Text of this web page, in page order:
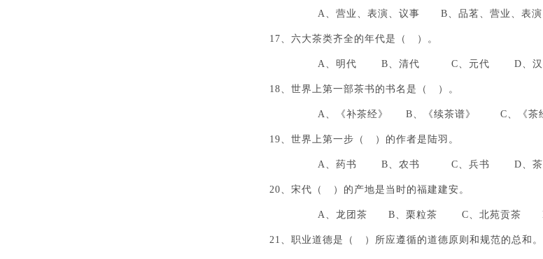
A、营业、表演、议事 B、品茗、营业、表
17、六大茶类齐全的年代是（ ）。
A、明代 B、清代 C、元代 D、汉
18、世界上第一部茶书的书名是（ ）。
A、《补茶经》 B、《续茶谱》 C、《茶
19、世界上第一步（ ）的作者是陆羽。
A、药书 B、农书 C、兵书 D、茶
20、宋代（ ）的产地是当时的福建建安。
A、龙团茶 B、栗粒茶 C、北苑贡茶 D
21、职业道德是（ ）所应遵循的道德原则和规范的总和。